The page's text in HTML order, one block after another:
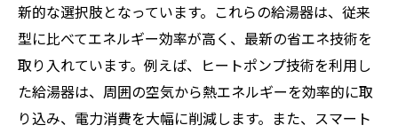
新的な選択肢となっています。これらの給湯器は、従来
型に比べてエネルギー効率が高く、最新の省エネ技術を
取り入れています。例えば、ヒートポンプ技術を利用し
た給湯器は、周囲の空気から熱エネルギーを効率的に取
り込み、電力消費を大幅に削減します。また、スマート